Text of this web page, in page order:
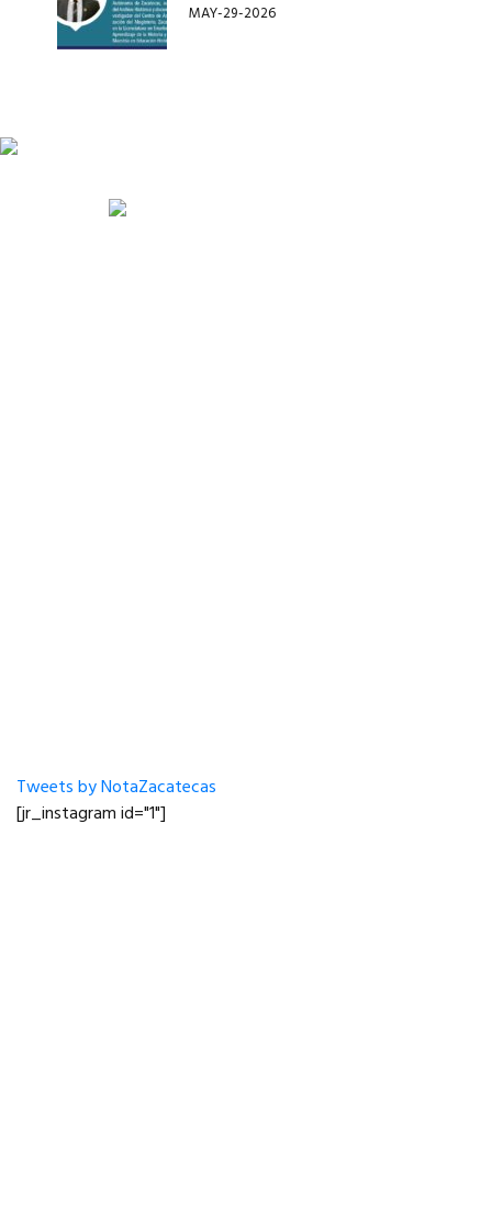
MAY-29-2026
Tweets by NotaZacatecas
[jr_instagram id="1"]